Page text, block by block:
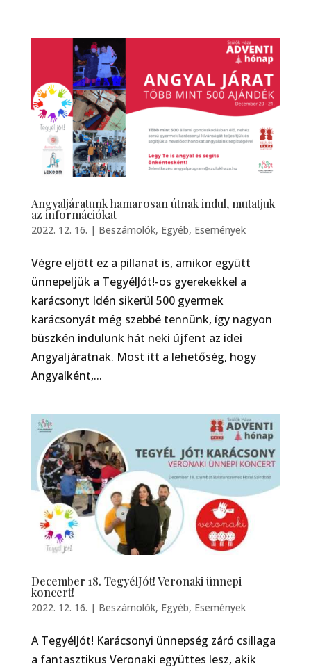
Angyaljáratunk hamarosan útnak indul, mutatjuk
az információkat
2022. 12. 16. | Beszámolók, Egyéb, Események
Végre eljött ez a pillanat is, amikor együtt
ünnepeljük a TegyélJót!-os gyerekekkel a
karácsonyt Idén sikerül 500 gyermek
karácsonyát még szebbé tennünk, így nagyon
büszkén indulunk hát neki újfent az idei
Angyaljáratnak. Most itt a lehetőség, hogy
Angyalként,...
December 18. TegyélJót! Veronaki ünnepi
koncert!
2022. 12. 16. | Beszámolók, Egyéb, Események
A TegyélJót! Karácsonyi ünnepség záró csillaga
a fantasztikus Veronaki együttes lesz, akik